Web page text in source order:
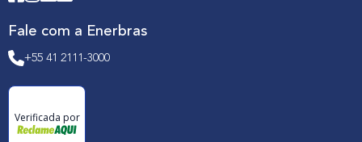
Fale com a Enerbras
+55 41 2111-3000
Verificada por